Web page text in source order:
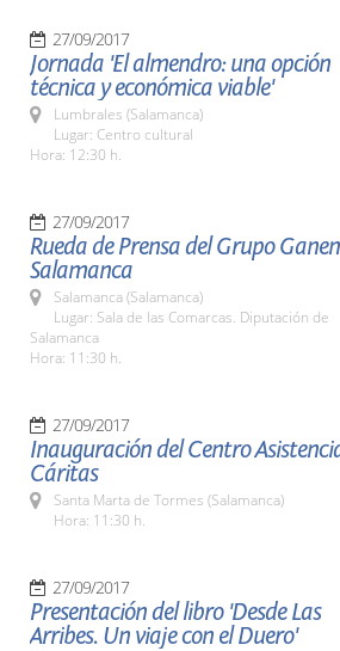
27/09/2017
Jornada 'El almendro: una opción
técnica y económica viable'
Lumbrales (Salamanca)
Lugar: Centro cultural
Hora: 12:30 h.
27/09/2017
Rueda de Prensa del Grupo
Salamanca
Salamanca (Salamanca)
Lugar: Sala de las Comarcas. Diputación de
Salamanca
Hora: 11:30 h.
27/09/2017
Inauguración del Centro
Cáritas
Santa Marta de Tormes (Salamanca)
Hora: 11:30 h.
27/09/2017
Presentación del libro 'Desde Las
Arribes. Un viaje con el Duero'